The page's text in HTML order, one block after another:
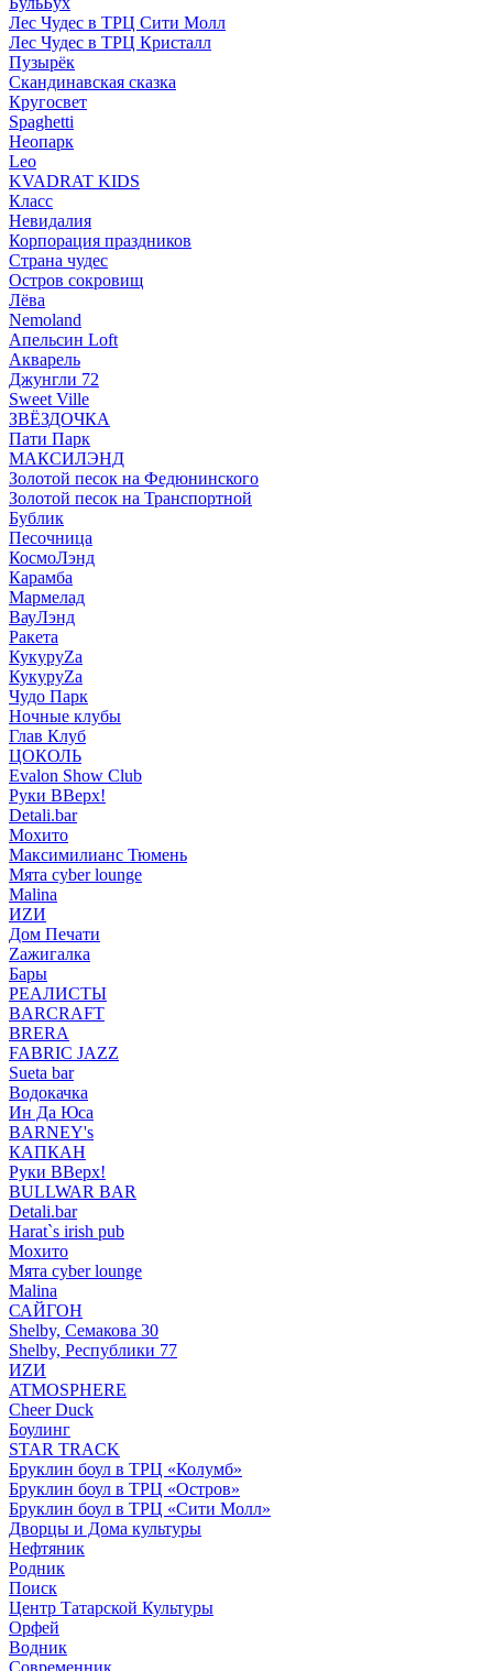
Лес Чудес в ТРЦ Сити Молл
Лес Чудес в ТРЦ Кристалл
Пузырëк
Скандинавская сказка
Кругосвет
Spaghetti
Неопарк
Leo
KVADRAT KIDS
Класс
Невидалия
Корпорация праздников
Страна чудес
Остров сокровищ
Лёва
Nemoland
Апельсин Loft
Акварель
Джунгли 72
Sweet Ville
ЗВЁЗДОЧКА
Пати Парк
МАКСИЛЭНД
Золотой песок на Федюнинского
Золотой песок на Транспортной
Бублик
Песочница
КосмоЛэнд
Карамба
Мармелад
ВауЛэнд
Ракета
КукуруZа
КукуруZа
Чудо Парк
Ночные клубы
Глав Клуб
ЦОКОЛЬ
Evalon Show Club
Руки ВВерх!
Detali.bar
Мохито
Максимилианс Тюмень
Мята cyber lounge
Malina
ИZИ
Дом Печати
Zажигалка
Бары
РЕАЛИСТЫ
BARCRAFT
BRERA
FABRIC JAZZ
Sueta bar
Водокачка
Ин Да Юса
BARNEY's
КАПКАН
Руки ВВерх!
BULLWAR BAR
Detali.bar
Harat`s irish pub
Мохито
Мята cyber lounge
Malina
САЙГОН
Shelby, Семакова 30
Shelby, Республики 77
ИZИ
ATMOSPHERE
Cheer Duck
Боулинг
STAR TRACK
Бруклин боул в ТРЦ «Колумб»
Бруклин боул в ТРЦ «Остров»
Бруклин боул в ТРЦ «Сити Молл»
Дворцы и Дома культуры
Нефтяник
Родник
Поиск
Центр Татарской Культуры
Орфей
Водник
Современник